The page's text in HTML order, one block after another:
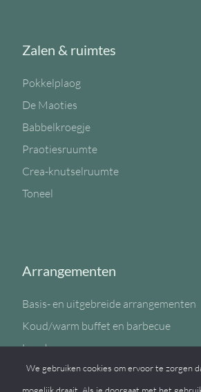
Zalen & ruimtes
Pokkelplaog
De Maoties
Babbelkroegje
Praotiesruumte
Crea-knutselruumte
Toneel
Arrangementen
Basis- en uitgebreide arrangementen
Koud/warm buffet en barbecue
Lunch
Sportzaal
We gebruiken cookies om ervoor te zorgen